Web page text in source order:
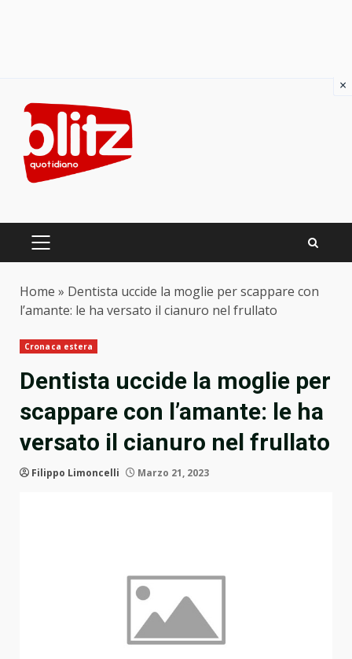
content
PRIMARY
Home » Dentista uccide la moglie per scappare con
l’amante: le ha versato il cianuro nel frullato
Cronaca estera
Dentista uccide la moglie per
scappare con l’amante: le ha
versato il cianuro nel frullato
Filippo Limoncelli Marzo 21, 2023
×